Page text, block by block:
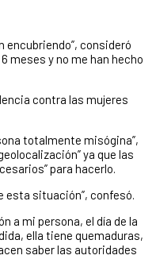
encubriendo”, consideró
meses y no me han hecho
contra las mujeres
totalmente misógina”,
ya que las
para hacerlo.
esta situación”, confesó.
a mi persona, el día de la
ella tiene quemaduras,
saber las autoridades